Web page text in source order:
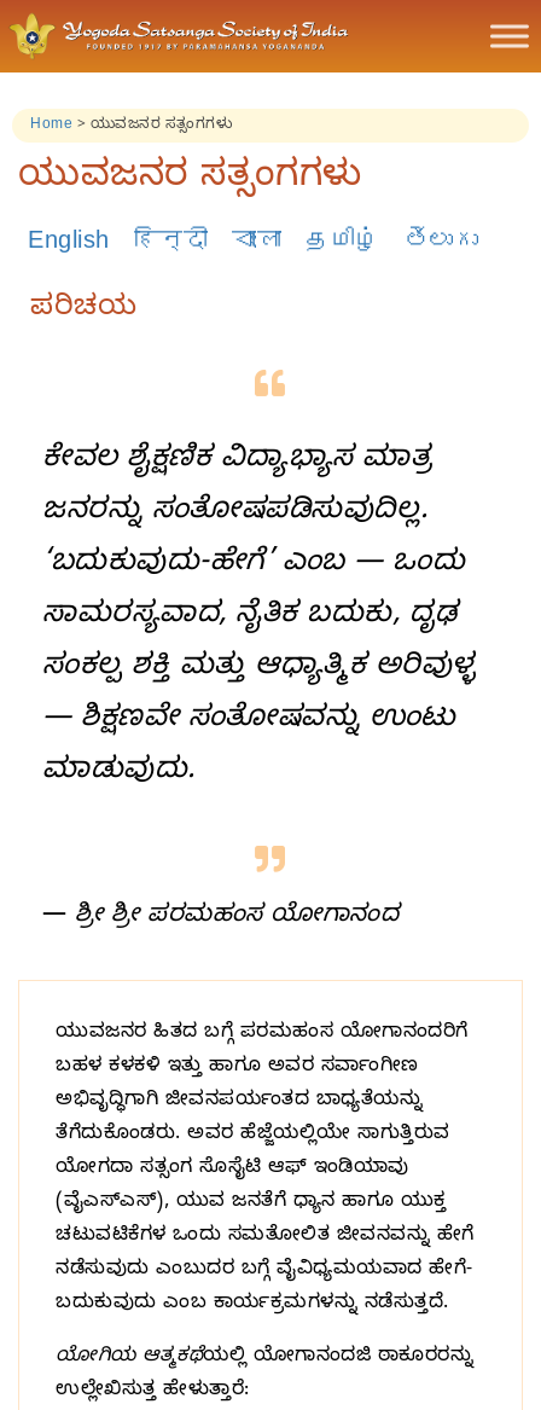
Home > ಯುವಜನರ ಸತ್ಸಂಗಗಳು
ಯುವಜನರ ಸತ್ಸಂಗಗಳು
English हिन्दी বাংলা தமிழ் తెలుగు
ಪರಿಚಯ
ಕೇವಲ ಶೈಕ್ಷಣಿಕ ವಿದ್ಯಾಭ್ಯಾಸ ಮಾತ್ರ
ಜನರನ್ನು ಸಂತೋಷಪಡಿಸುವುದಿಲ್ಲ.
‘ಬದುಕುವುದು-ಹೇಗೆ’ ಎಂಬ — ಒಂದು
ಸಾಮರಸ್ಯವಾದ, ನೈತಿಕ ಬದುಕು, ದೃಢ
ಸಂಕಲ್ಪ ಶಕ್ತಿ ಮತ್ತು ಆಧ್ಯಾತ್ಮಿಕ ಅರಿವುಳ್ಳ
— ಶಿಕ್ಷಣವೇ ಸಂತೋಷವನ್ನು ಉಂಟು
ಮಾಡುವುದು.
— ಶ್ರೀ ಶ್ರೀ ಪರಮಹಂಸ ಯೋಗಾನಂದ
ಯುವಜನರ ಹಿತದ ಬಗ್ಗೆ ಪರಮಹಂಸ ಯೋಗಾನಂದರಿಗೆ
ಬಹಳ ಕಳಕಳಿ ಇತ್ತು ಹಾಗೂ ಅವರ ಸರ್ವಾಂಗೀಣ
ಅಭಿವೃದ್ಧಿಗಾಗಿ ಜೀವನಪರ್ಯಂತದ ಬಾಧ್ಯತೆಯನ್ನು
ತೆಗೆದುಕೊಂಡರು. ಅವರ ಹೆಜ್ಜೆಯಲ್ಲಿಯೇ ಸಾಗುತ್ತಿರುವ
ಯೋಗದಾ ಸತ್ಸಂಗ ಸೊಸೈಟಿ ಆಫ್‌ ಇಂಡಿಯಾವು
(ವೈಎಸ್‌ಎಸ್‌), ಯುವ ಜನತೆಗೆ ಧ್ಯಾನ ಹಾಗೂ ಯುಕ್ತ
ಚಟುವಟಿಕೆಗಳ ಒಂದು ಸಮತೋಲಿತ ಜೀವನವನ್ನು ಹೇಗೆ
ನಡೆಸುವುದು ಎಂಬುದರ ಬಗ್ಗೆ ವೈವಿಧ್ಯಮಯವಾದ ಹೇಗೆ-
ಬದುಕುವುದು ಎಂಬ ಕಾರ್ಯಕ್ರಮಗಳನ್ನು ನಡೆಸುತ್ತದೆ.
ಯೋಗಿಯ ಆತ್ಮಕಥೆಯಲ್ಲಿ ಯೋಗಾನಂದಜಿ ಠಾಕೂರರನ್ನು
ಉಲ್ಲೇಖಿಸುತ್ತ ಹೇಳುತ್ತಾರೆ: